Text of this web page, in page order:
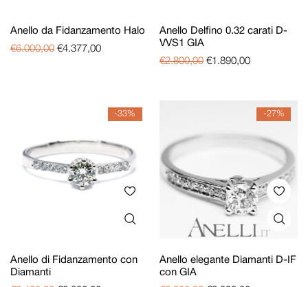
Anello da Fidanzamento Halo
€6.000,00 €4.377,00
Anello Delfino 0.32 carati D-
VVS1 GIA
€2.800,00 €1.890,00
-33%
Anello di Fidanzamento con
Diamanti
-27%
Anello elegante Diamanti D-IF
con GIA